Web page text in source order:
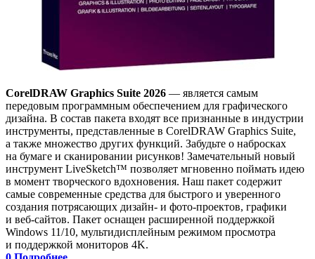
CorelDRAW Graphics Suite 2026 — является самым
передовым программным обеспечением для графического
дизайна. В состав пакета входят все признанные в индустрии
инструменты, представленные в CorelDRAW Graphics Suite,
а также множество других функций. Забудьте о набросках
на бумаге и сканировании рисунков! Замечательный новый
инструмент LiveSketch™ позволяет мгновенно поймать идею
в момент творческого вдохновения. Наш пакет содержит
самые современные средства для быстрого и уверенного
создания потрясающих дизайн- и фото-проектов, графики
и веб-сайтов. Пакет оснащен расширенной поддержкой
Windows 11/10, мультидисплейным режимом просмотра
и поддержкой мониторов 4K.